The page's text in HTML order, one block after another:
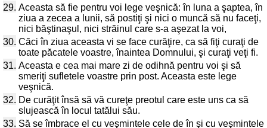
29. Aceasta să fie pentru voi lege veşnică: în luna a şaptea, în
ziua a zecea a lunii, să postiţi şi nici o muncă să nu faceţi,
nici băştinaşul, nici străinul care s-a aşezat la voi,
30. Căci în ziua aceasta vi se face curăţire, ca să fiţi curaţi de
toate păcatele voastre, înaintea Domnului, şi curaţi veţi fi.
31. Aceasta e cea mai mare zi de odihnă pentru voi şi să
smeriţi sufletele voastre prin post. Aceasta este lege
veşnică.
32. De curăţit însă să vă cureţe preotul care este uns ca să
slujească în locul tatălui său.
33. Să se îmbrace el cu veşmintele cele de în şi cu veşmintele